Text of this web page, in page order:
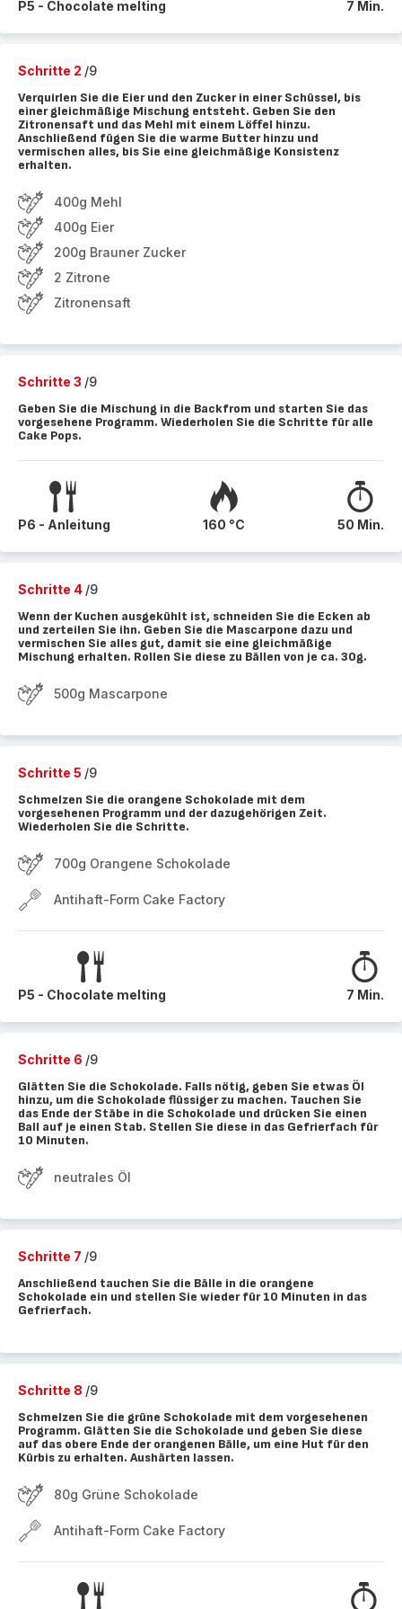
P5 - Chocolate melting 7 Min.
Schritte 2 /9
Verquirlen Sie die Eier und den Zucker in einer Schüssel, bis
einer gleichmäßige Mischung entsteht. Geben Sie den
Zitronensaft und das Mehl mit einem Löffel hinzu.
Anschließend fügen Sie die warme Butter hinzu und
vermischen alles, bis Sie eine gleichmäßige Konsistenz
erhalten.
400g Mehl
400g Eier
200g Brauner Zucker
2 Zitrone
Zitronensaft
Schritte 3 /9
Geben Sie die Mischung in die Backfrom und starten Sie das
vorgesehene Programm. Wiederholen Sie die Schritte für alle
Cake Pops.
P6 - Anleitung 160 °C 50 Min.
Schritte 4 /9
Wenn der Kuchen ausgekühlt ist, schneiden Sie die Ecken ab
und zerteilen Sie ihn. Geben Sie die Mascarpone dazu und
vermischen Sie alles gut, damit sie eine gleichmäßige
Mischung erhalten. Rollen Sie diese zu Bällen von je ca. 30g.
500g Mascarpone
Schritte 5 /9
Schmelzen Sie die orangene Schokolade mit dem
vorgesehenen Programm und der dazugehörigen Zeit.
Wiederholen Sie die Schritte.
700g Orangene Schokolade
Antihaft-Form Cake Factory
P5 - Chocolate melting 7 Min.
Schritte 6 /9
Glätten Sie die Schokolade. Falls nötig, geben Sie etwas Öl
hinzu, um die Schokolade flüssiger zu machen. Tauchen Sie
das Ende der Stäbe in die Schokolade und drücken Sie einen
Ball auf je einen Stab. Stellen Sie diese in das Gefrierfach für
10 Minuten.
neutrales Öl
Schritte 7 /9
Anschließend tauchen Sie die Bälle in die orangene
Schokolade ein und stellen Sie wieder für 10 Minuten in das
Gefrierfach.
Schritte 8 /9
Schmelzen Sie die grüne Schokolade mit dem vorgesehenen
Programm. Glätten Sie die Schokolade und geben Sie diese
auf das obere Ende der orangenen Bälle, um eine Hut für den
Kürbis zu erhalten. Aushärten lassen.
80g Grüne Schokolade
Antihaft-Form Cake Factory